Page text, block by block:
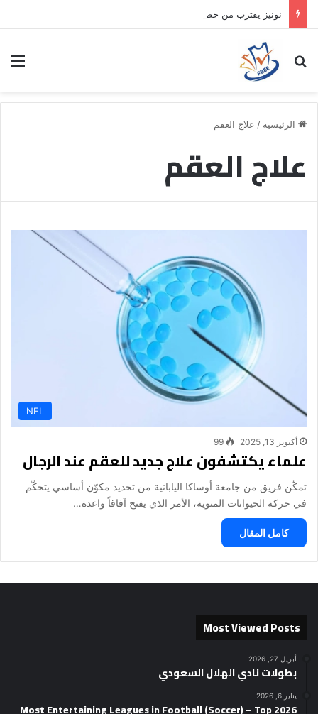
نونيز يقترب من خطوة جديدة بموافقة الهلال
بحث عن
الرئيسية / علاج العقم
علاج العقم
NFL
أكتوبر 13, 2025 99
علماء يكتشفون علاج جديد للعقم عند الرجال
تمكّن فريق من جامعة أوساكا اليابانية من تحديد مكوّن أساسي يتحكّم
في حركة الحيوانات المنوية، الأمر الذي يفتح آفاقاً واعدة…
كامل المقال
Most Viewed Posts
أبريل 27, 2026
بطولات نادي الهلال السعودي
يناير 6, 2026
2026 Most Entertaining Leagues in Football (Soccer) – Top